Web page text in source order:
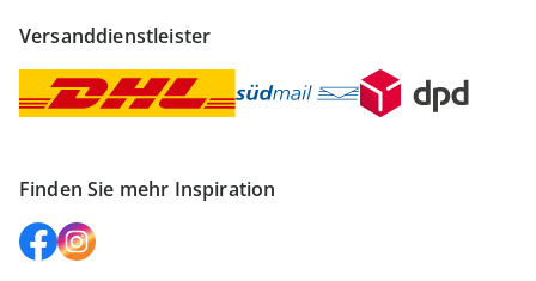
Versanddienstleister
Finden Sie mehr Inspiration